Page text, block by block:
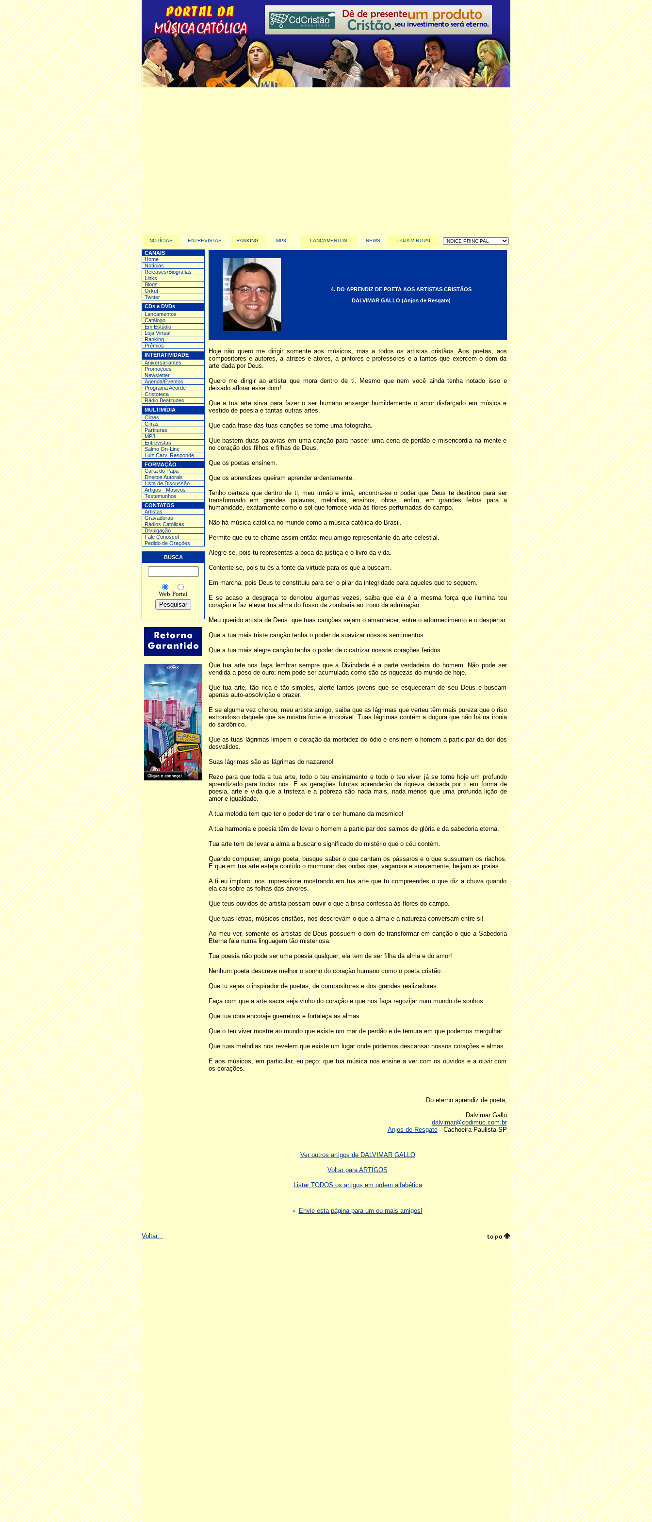
NOTÍCIAS ENTREVISTAS RANKING MP3 LANÇAMENTOS NEWS LOJA VIRTUAL
CANAIS
Home
Notícias
Releases/Biografias
Links
Blogs
Orkut
Twitter
CDs e DVDs
Lançamentos
Catálogo
Em Estúdio
Loja Virtual
Ranking
Prêmios
INTERATIVIDADE
Aniversariantes
Promoções
Newsletter
Agenda/Eventos
Programa Acorde
Cristoteca
Rádio Beatitudes
MULTIMÍDIA
Clipes
Cifras
Partituras
MP3
Entrevistas
Salmo On-Line
Luiz Carv. Responde
FORMAÇÃO
Carta do Papa
Direitos Autorais
Lista de Discussão
Artigos - Músicos
Testemunhos
CONTATOS
Artistas
Gravadoras
Rádios Católicas
Divulgação
Fale Conosco!
Pedido de Orações
BUSCA
Web Portal
4. DO APRENDIZ DE POETA AOS ARTISTAS CRISTÃOS
DALVIMAR GALLO (Anjos de Resgate)
Hoje não quero me dirigir somente aos músicos, mas a todos os artistas cristãos. Aos poetas, aos
compositores e autores, a atrizes e atores, a pintores e professores e a tantos que exercem o dom da
arte dada por Deus.
Quero me dirigir ao artista que mora dentro de ti. Mesmo que nem você ainda tenha notado isso e
deixado aflorar esse dom!
Que a tua arte sirva para fazer o ser humano enxergar humildemente o amor disfarçado em música e
vestido de poesia e tantas outras artes.
Que cada frase das tuas canções se torne uma fotografia.
Que bastem duas palavras em uma canção para nascer uma cena de perdão e misericórdia na mente e
no coração dos filhos e filhas de Deus.
Que os poetas ensinem.
Que os aprendizes queiram aprender ardentemente.
Tenho certeza que dentro de ti, meu irmão e irmã, encontra-se o poder que Deus te destinou para ser
transformado em grandes palavras, melodias, ensinos, obras, enfim, em grandes feitos para a
humanidade, exatamente como o sol que fornece vida às flores perfumadas do campo.
Não há música católica no mundo como a música católica do Brasil.
Permite que eu te chame assim então: meu amigo representante da arte celestial.
Alegre-se, pois tu representas a boca da justiça e o livro da vida.
Contente-se, pois tu és a fonte da virtude para os que a buscam.
Em marcha, pois Deus te constituiu para ser o pilar da integridade para aqueles que te seguem.
E se acaso a desgraça te derrotou algumas vezes, saiba que ela é a mesma força que ilumina teu
coração e faz elevar tua alma do fosso da zombaria ao trono da admiração.
Meu querido artista de Deus: que tuas canções sejam o amanhecer, entre o adormecimento e o despertar.
Que a tua mais triste canção tenha o poder de suavizar nossos sentimentos.
Que a tua mais alegre canção tenha o poder de cicatrizar nossos corações feridos.
Que tua arte nos faça lembrar sempre que a Divindade é a parte verdadeira do homem. Não pode ser
vendida a peso de ouro; nem pode ser acumulada como são as riquezas do mundo de hoje.
Que tua arte, tão rica e tão simples, alerte tantos jovens que se esqueceram de seu Deus e buscam
apenas auto-absolvição e prazer.
E se alguma vez chorou, meu artista amigo, saiba que as lágrimas que verteu têm mais pureza que o riso
estrondoso daquele que se mostra forte e intocável. Tuas lágrimas contém a doçura que não há na ironia
do sardônico.
Que as tuas lágrimas limpem o coração da morbidez do ódio e ensinem o homem a participar da dor dos
desvalidos.
Suas lágrimas são as lágrimas do nazareno!
Rezo para que toda a tua arte, todo o teu ensinamento e todo o teu viver já se torne hoje um profundo
aprendizado para todos nós. E as gerações futuras aprenderão da riqueza deixada por ti em forma de
poesia, arte e vida que a tristeza e a pobreza são nada mais, nada menos que uma profunda lição de
amor e igualdade.
A tua melodia tem que ter o poder de tirar o ser humano da mesmice!
A tua harmonia e poesia têm de levar o homem a participar dos salmos de glória e da sabedoria eterna.
Tua arte tem de levar a alma a buscar o significado do mistério que o céu contém.
Quando compuser, amigo poeta, busque saber o que cantam os pássaros e o que sussurram os riachos.
E que em tua arte esteja contido o murmurar das ondas que, vagarosa e suavemente, beijam as praias.
A ti eu imploro: nos impressione mostrando em tua arte que tu compreendes o que diz a chuva quando
ela cai sobre as folhas das árvores.
Que teus ouvidos de artista possam ouvir o que a brisa confessa às flores do campo.
Que tuas letras, músicos cristãos, nos descrevam o que a alma e a natureza conversam entre si!
Ao meu ver, somente os artistas de Deus possuem o dom de transformar em canção o que a Sabedoria
Eterna fala numa linguagem tão misteriosa.
Tua poesia não pode ser uma poesia qualquer; ela tem de ser filha da alma e do amor!
Nenhum poeta descreve melhor o sonho do coração humano como o poeta cristão.
Que tu sejas o inspirador de poetas, de compositores e dos grandes realizadores.
Faça com que a arte sacra seja vinho do coração e que nos faça regozijar num mundo de sonhos.
Que tua obra encoraje guerreiros e fortaleça as almas.
Que o teu viver mostre ao mundo que existe um mar de perdão e de ternura em que podemos mergulhar.
Que tuas melodias nos revelem que existe um lugar onde podemos descansar nossos corações e almas.
E aos músicos, em particular, eu peço: que tua música nos ensine a ver com os ouvidos e a ouvir com
os corações.
Do eterno aprendiz de poeta,
Dalvimar Gallo
dalvimar@codimuc.com.br
Anjos de Resgate- Cachoeira Paulista-SP
Ver outros artigos de DALVIMAR GALLO
Voltar para ARTIGOS
Listar TODOS os artigos em ordem alfabética
Envie esta página para um ou mais amigos!
Voltar...